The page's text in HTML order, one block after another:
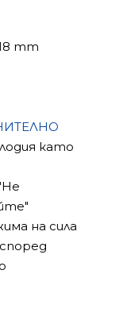
mm
като
на сила